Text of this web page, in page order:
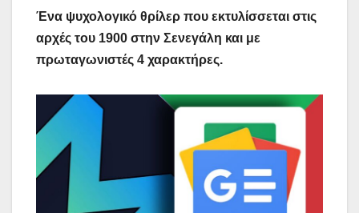
Ένα ψυχολογικό θρίλερ που εκτυλίσσεται στις
αρχές του 1900 στην Σενεγάλη και με
πρωταγωνιστές 4 χαρακτήρες.